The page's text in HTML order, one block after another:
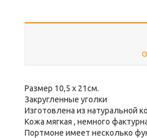
Размер 10,5 х 21см.
Закругленные уголки
Изготовлена из натуральной
Кожа мягкая , немного
Портмоне имеет несколько